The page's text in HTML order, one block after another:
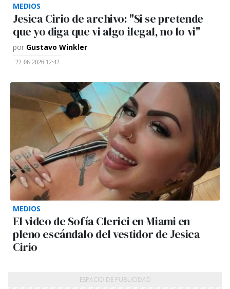
MEDIOS
Jesica Cirio de archivo: "Si se pretende
que yo diga que vi algo ilegal, no lo vi"
por Gustavo Winkler
22-06-2026 12:42
MEDIOS
El video de Sofía Clerici en Miami en
pleno escándalo del vestidor de Jesica
Cirio